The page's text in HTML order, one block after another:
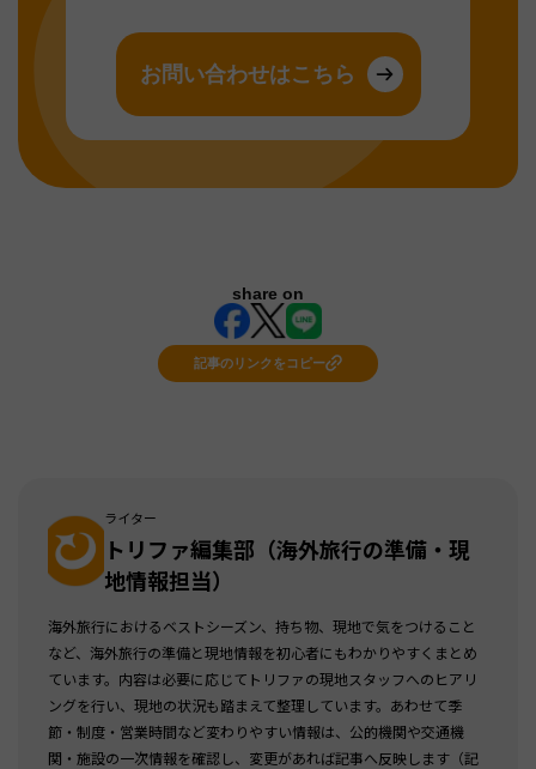
お問い合わせはこちら
share on
記事のリンクをコピー
ライター
トリファ編集部（海外旅行の準備・現
地情報担当）
海外旅行におけるベストシーズン、持ち物、現地で気をつけること
など、海外旅行の準備と現地情報を初心者にもわかりやすくまとめ
ています。内容は必要に応じてトリファの現地スタッフへのヒアリ
ングを行い、現地の状況も踏まえて整理しています。あわせて季
節・制度・営業時間など変わりやすい情報は、公的機関や交通機
関・施設の一次情報を確認し、変更があれば記事へ反映します（記